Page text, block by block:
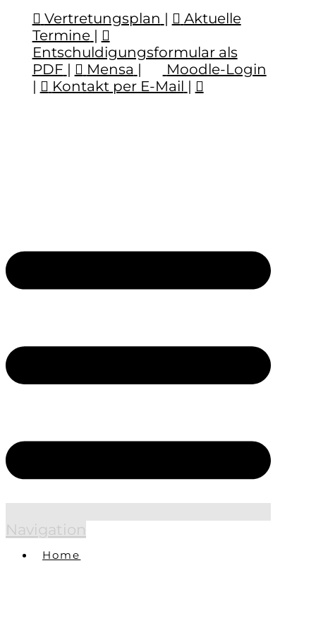
Vertretungsplan |
Aktuelle
Termine |
Entschuldigungsformular als
PDF | Mensa |
Moodle-Login
|
Kontakt per E-Mail |
Navigation
Home